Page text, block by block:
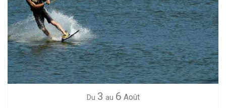
Du 3 au 6 Août